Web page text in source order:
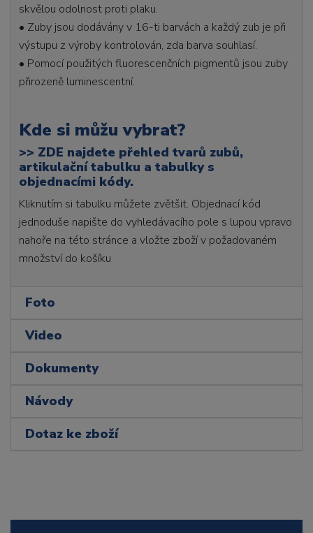
skvělou odolnost proti plaku.
• Zuby jsou dodávány v 16-ti barvách a každý zub je při
výstupu z výroby kontrolován, zda barva souhlasí.
• Pomocí použitých fluorescenčních pigmentů jsou zuby
přirozeně luminescentní.
Kde si můžu vybrat?
>> ZDE najdete přehled tvarů zubů,
artikulační tabulku a tabulky s
objednacími kódy.
Kliknutím si tabulku můžete zvětšit. Objednací kód
jednoduše napište do vyhledávacího pole s lupou vpravo
nahoře na této stránce a vložte zboží v požadovaném
množství do košíku
Foto
Video
Dokumenty
Návody
Dotaz ke zboží